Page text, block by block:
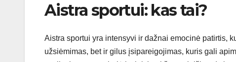
Aistra sportui: kas tai?
Aistra sportui yra intensyvi ir dažnai emocinė patirtis,
užsiėmimas, bet ir gilus įsipareigojimas, kuris gali